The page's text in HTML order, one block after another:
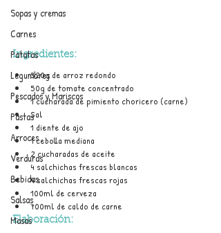
Sopas y cremas
Carnes
Patatas
Legumbres
Pescados y Mariscos
Pastas
Arroces
Verduras
Bebidas
Salsas
Masas
Ingredientes:
320g de arroz redondo
50g de tomate concentrado
1 cucharada de pimiento choricero (carne)
Sal
1 diente de ajo
1 cebolla mediana
2 cucharadas de aceite
4 salchichas frescas blancas
4 salchichas frescas rojas
100ml de cerveza
700ml de caldo de carne
Elaboración: